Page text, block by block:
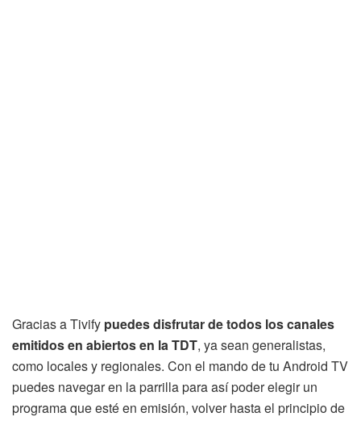
Gracias a Tivify puedes disfrutar de todos los canales
emitidos en abiertos en la TDT, ya sean generalistas,
como locales y regionales. Con el mando de tu Android TV
puedes navegar en la parrilla para así poder elegir un
programa que esté en emisión, volver hasta el principio de